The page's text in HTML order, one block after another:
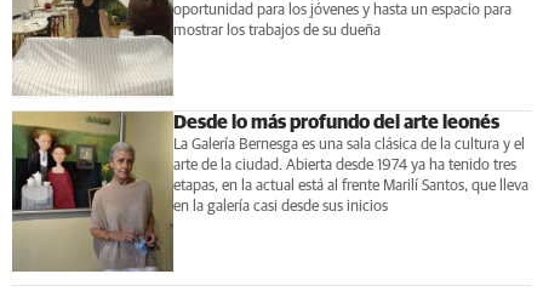
oportunidad para los jóvenes y hasta un espacio para
mostrar los trabajos de su dueña
Desde lo más profundo del arte leonés
La Galería Bernesga es una sala clásica de la cultura y el
arte de la ciudad. Abierta desde 1974 ya ha tenido tres
etapas, en la actual está al frente Marilí Santos, que lleva
en la galería casi desde sus inicios